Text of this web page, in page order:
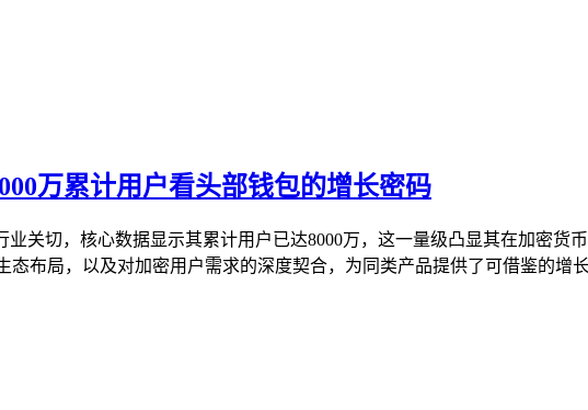
万累计用户看头部钱包的增长密码
业关切，核心数据显示其累计用户已达8000万，这一量级凸显其在加密货
态布局，以及对加密用户需求的深度契合，为同类产品提供了可借鉴的增